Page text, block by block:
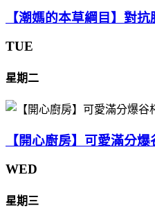
【潮媽的本草綱目】對
TUE
星期二
【開心廚房】可愛滿分
WED
星期三